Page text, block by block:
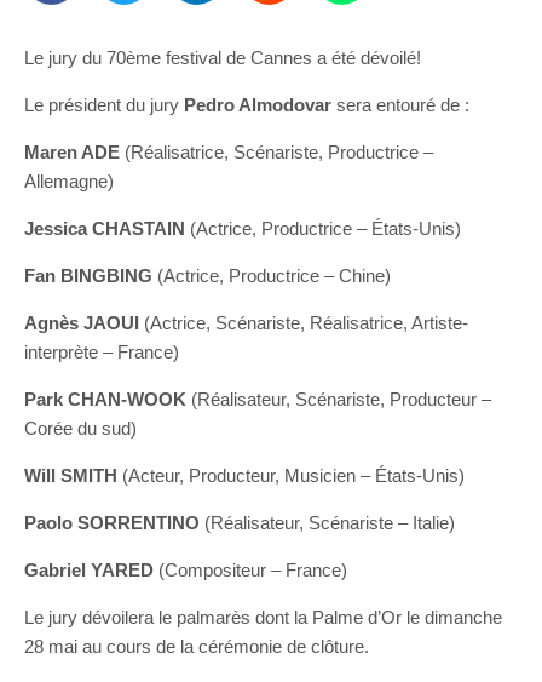
Le jury du 70ème festival de Cannes a été dévoilé!
Le président du jury Pedro Almodovar sera entouré de :
Maren ADE (Réalisatrice, Scénariste, Productrice –
Allemagne)
Jessica CHASTAIN (Actrice, Productrice – États-Unis)
Fan BINGBING (Actrice, Productrice – Chine)
Agnès JAOUI (Actrice, Scénariste, Réalisatrice, Artiste-
interprète – France)
Park CHAN-WOOK (Réalisateur, Scénariste, Producteur –
Corée du sud)
Will SMITH (Acteur, Producteur, Musicien – États-Unis)
Paolo SORRENTINO (Réalisateur, Scénariste – Italie)
Gabriel YARED (Compositeur – France)
Le jury dévoilera le palmarès dont la Palme d’Or le dimanche
28 mai au cours de la cérémonie de clôture.